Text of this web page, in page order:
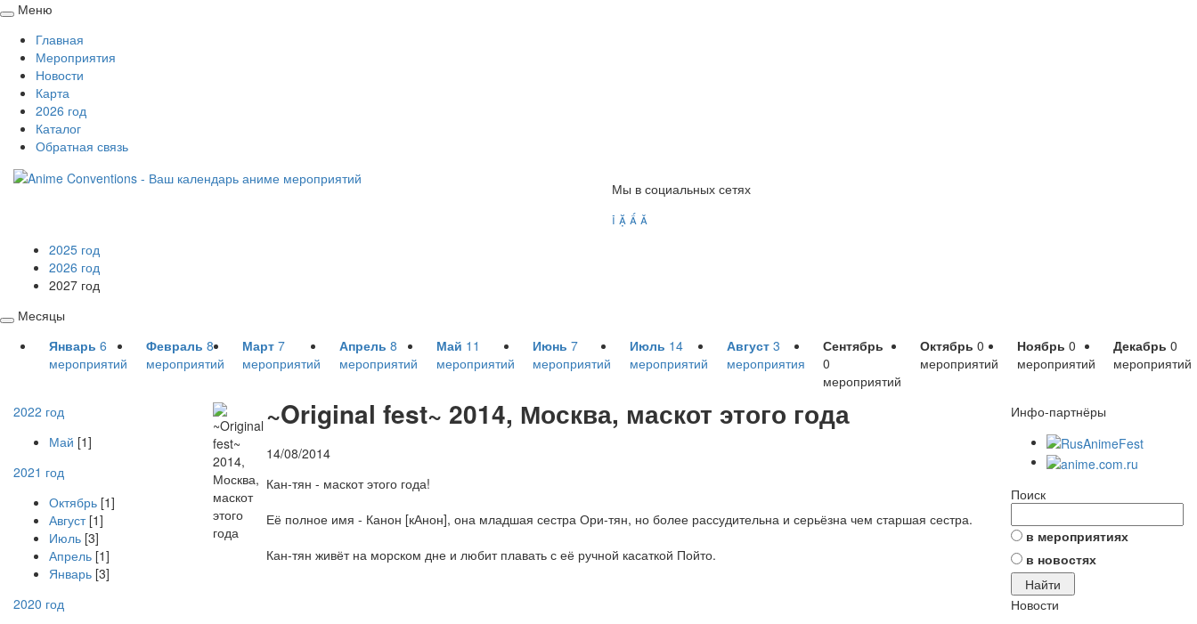
Свернуть
развернуть
Меню
Главная
Мероприятия
Новости
Карта
2026 год
Каталог
Обратная связь
Мы в социальных сетях
   
2025 год
2026 год
2027 год
Свернуть
развернуть
Месяцы
Январь 6
мероприятий
Февраль 8
мероприятий
Март 7
мероприятий
Апрель 8
мероприятий
Май 11
мероприятий
Июнь 7
мероприятий
Июль 14
мероприятий
Август 3
мероприятия
Сентябрь
0
мероприятий
Октябрь 0
мероприятий
Ноябрь 0
мероприятий
Декабрь 0
мероприятий
2022 год
Май [1]
2021 год
Октябрь [1]
Август[1]
Июль [3]
Апрель [1]
Январь [3]
2020 год
~Original fest~ 2014, Москва, маскот этого года
14/08/2014
Кан-тян - маскот этого года!
Её полное имя - Канон [кАнон], она младшая сестра Ори-тян, но более рассудительна и серьёзна чем старшая сестра.
Кан-тян живёт на морском дне и любит плавать с её ручной касаткой Пойто.
Инфо-партнёры
Поиск
в мероприятиях
в новостях
Новости